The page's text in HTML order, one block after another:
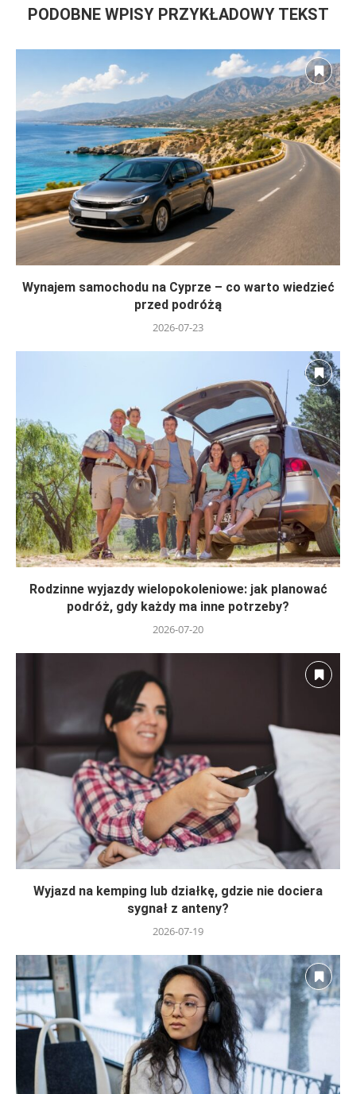
PODOBNE WPISY PRZYKŁADOWY TEKST
Wynajem samochodu na Cyprze – co warto wiedzieć
przed podróżą
2026-07-23
Rodzinne wyjazdy wielopokoleniowe: jak planować
podróż, gdy każdy ma inne potrzeby?
2026-07-20
Wyjazd na kemping lub działkę, gdzie nie dociera
sygnał z anteny?
2026-07-19